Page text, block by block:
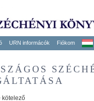
URN informácók Fiókom
kötelező